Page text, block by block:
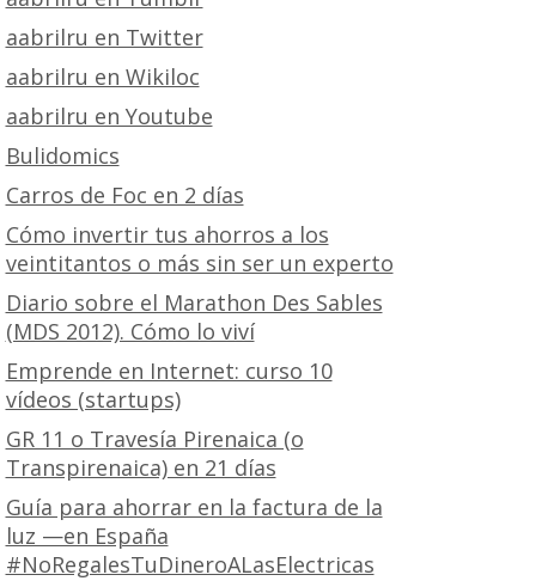
aabrilru en Twitter
aabrilru en Wikiloc
aabrilru en Youtube
Bulidomics
Carros de Foc en 2 días
Cómo invertir tus ahorros a los
veintitantos o más sin ser un experto
Diario sobre el Marathon Des Sables
(MDS 2012). Cómo lo viví
Emprende en Internet: curso 10
vídeos (startups)
GR 11 o Travesía Pirenaica (o
Transpirenaica) en 21 días
Guía para ahorrar en la factura de la
luz —en España
#NoRegalesTuDineroALasElectricas